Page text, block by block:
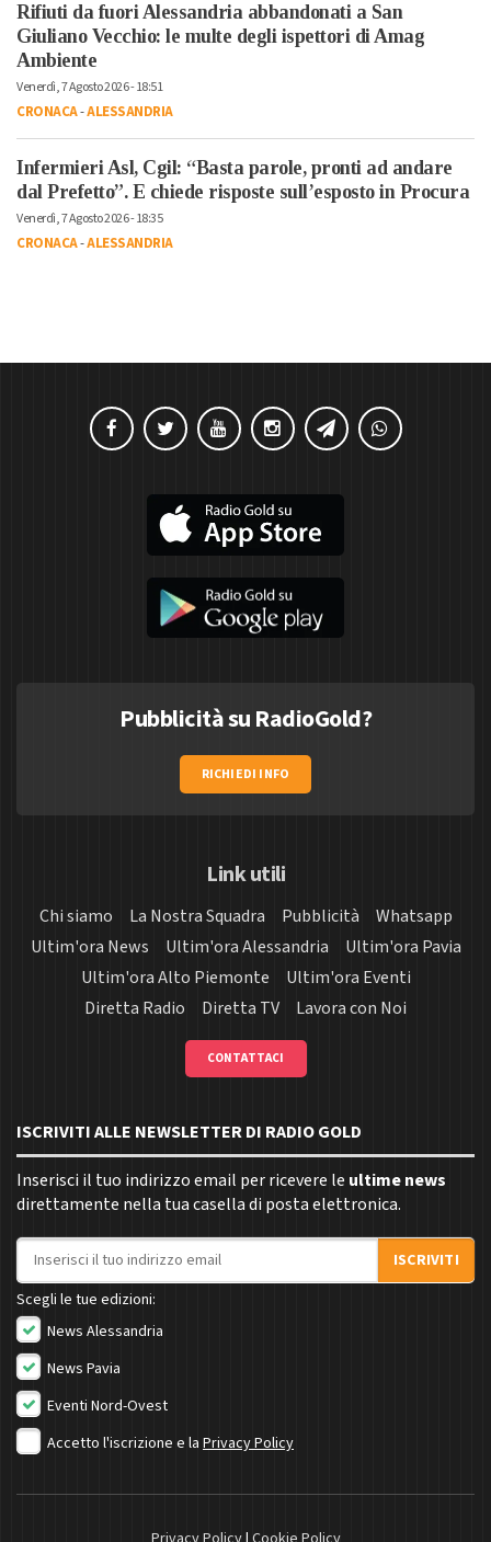
Rifiuti da fuori Alessandria abbandonati a San
Giuliano Vecchio: le multe degli ispettori di Amag
Ambiente
Venerdì, 7 Agosto 2026 - 18:51
CRONACA-ALESSANDRIA
Infermieri Asl, Cgil: “Basta parole, pronti ad andare
dal Prefetto”. E chiede risposte sull’esposto in Procura
Venerdì, 7 Agosto 2026 - 18:35
CRONACA-ALESSANDRIA
Pubblicità su RadioGold?
RICHIEDI INFO
Link utili
Chi siamo La Nostra Squadra Pubblicità
Whatsapp
Ultim'ora News
Ultim'ora Alessandria
Ultim'ora Pavia
Ultim'ora Alto Piemonte
Ultim'ora Eventi
Diretta Radio
Diretta TV Lavora con Noi
CONTATTACI
ISCRIVITI ALLE NEWSLETTER DI RADIO GOLD
Inserisci il tuo indirizzo email per ricevere le ultime news
direttamente nella tua casella di posta elettronica.
Indirizzo email
ISCRIVITI
Scegli le tue edizioni:
News Alessandria
News Pavia
Eventi Nord-Ovest
Accetto l'iscrizione e la Privacy Policy